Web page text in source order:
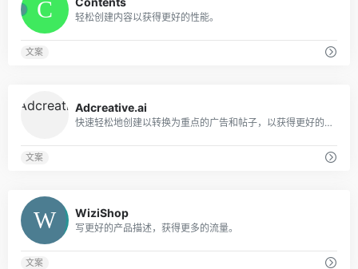
轻松创建内容以获得更好的性能。
文案
Adcreative.ai
快速轻松地创建以转换为重点的广告和帖子，以获得更好的结果。
文案
WiziShop
写更好的产品描述，获得更多的流量。
文案